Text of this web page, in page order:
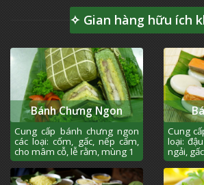
✧ Gian hàng hữu ích
Bánh Chưng Ngon
Cung cấp bánh chưng ngon
các loại: cốm, gấc, nếp cẩm,
cho mâm cỗ, lễ rằm, mùng 1
Cung
loại:
ngải,